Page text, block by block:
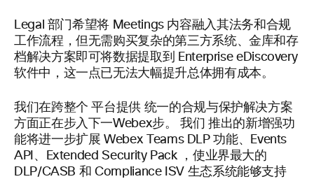
Legal 部门希望将 Meetings 内容融入其法务和合规
工作流程，但无需购买复杂的第三方系统、金库和存
档解决方案即可将数据提取到 Enterprise eDiscovery
软件中，这一点已无法大幅提升总体拥有成本。
我们在跨整个平台提供 统一的合规与保护解决方案
方面正在步入下一Webex步。
我们 推出的新增强功
能将进一步扩展 Webex Teams DLP 功能、Events
API 、Extended Security Pack
，使业界最大的
DLP/CASB 和 Compliance ISV 生态系统能够支持